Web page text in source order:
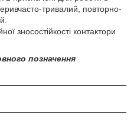
тривалий, повторно-
зносостійкості контактори
позначення